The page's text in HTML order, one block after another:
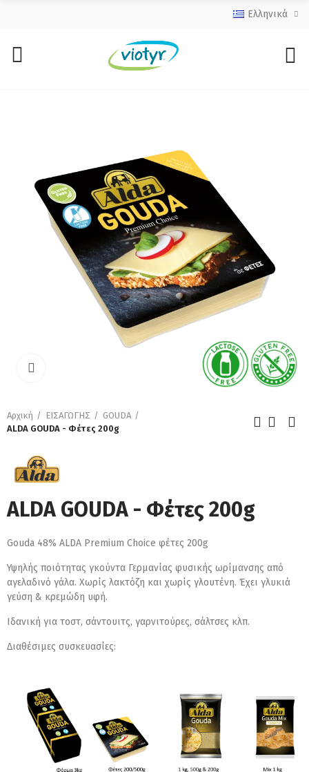
Ελληνικά
Αρχική ΕΙΣΑΓΩΓΗΣ
GOUDA
ALDA GOUDA - Φέτες 200g
ALDA GOUDA - Φέτες 200g
Gouda 48% ALDA Premium Choice φέτες 200g
Υψηλής ποιότητας γκούντα Γερμανίας φυσικής ωρίμανσης από
αγελαδινό γάλα. Χωρίς λακτόζη και χωρίς γλουτένη. Έχει γλυκιά
γεύση & κρεμώδη υφή.
Ιδανική για τοστ, σάντουιτς, γαρνιτούρες, σάλτσες κλπ.
Διαθέσιμες συσκευασίες: